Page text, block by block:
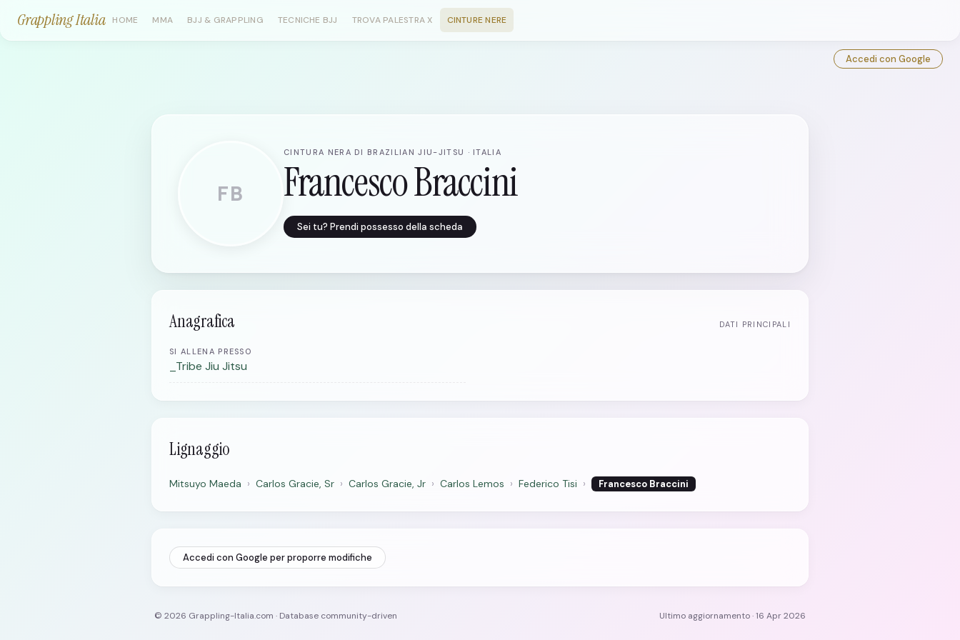
Grappling Italia HOME MMA BJJ & GRAPPLING TECNICHE BJJ TROVA PALESTRA X CINTURE NERE
Accedi con Google
FB
CINTURA NERA DI BRAZILIAN JIU-JITSU · ITALIA
Francesco Braccini
Sei tu? Prendi possesso della scheda
Anagrafica DATI PRINCIPALI
SI ALLENA PRESSO
_Tribe Jiu Jitsu
Lignaggio
Mitsuyo Maeda › Carlos Gracie, Sr › Carlos Gracie, Jr › Carlos Lemos › Federico Tisi › Francesco Braccini
Accedi con Google per proporre modifiche
© 2026 Grappling-Italia.com · Database community-driven Ultimo aggiornamento · 16 Apr 2026